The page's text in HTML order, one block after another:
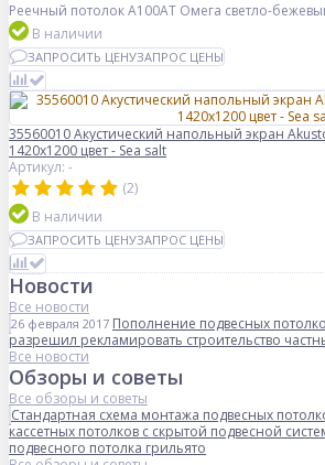
Реечный потолок A100AT Омега светло-
В наличии
ЗАПРОСИТЬ ЦЕНУЗАПРОС ЦЕНЫ
35560010 Акустический напольный экран
1420x1200 цвет - Sea salt
Артикул: -
(2)
В наличии
ЗАПРОСИТЬ ЦЕНУЗАПРОС ЦЕНЫ
Новости
Все новости
26 февраля 2017 Пополнение подвесных
разрешил рекламировать строительство
Все новости
Обзоры и советы
Все обзоры и советы
Стандартная схема монтажа подвесных
кассетных потолков с скрытой подвесной
подвесного потолка грильято